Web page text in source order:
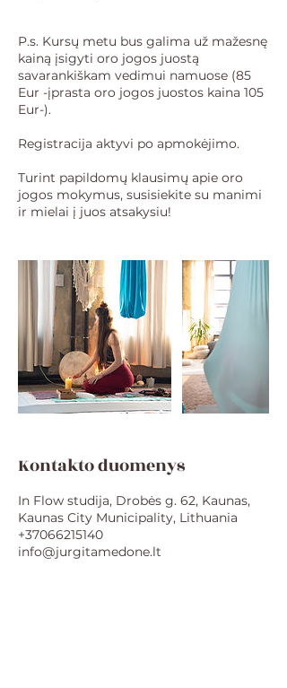
P.s. Kursų metu bus galima už mažesnę
kainą įsigyti oro jogos juostą
savarankiškam vedimui namuose (85
Eur -įprasta oro jogos juostos kaina 105
Eur-).
Registracija aktyvi po apmokėjimo.
Turint papildomų klausimų apie oro
jogos mokymus, susisiekite su manimi
ir mielai į juos atsakysiu!
Kontakto duomenys
In Flow studija, Drobės g. 62, Kaunas,
Kaunas City Municipality, Lithuania
+37066215140
info@jurgitamedone.lt